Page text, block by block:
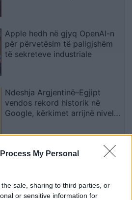
My Personal
sale, sharing to third parties, or
or sensitive information for
Apple hedh në gjyq OpenAI-n
për përvetësim të paligjshëm
të sekreteve industriale
Ndeshja Argjentinë–Egjipt
vendos rekord historik në
Google, kërkimet arrijnë nivele
Kina zbulon robotë humanoidë